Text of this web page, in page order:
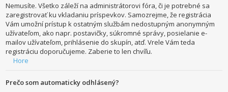
Nemusíte. Všetko záleží na administrátorovi fóra, či je potrebné sa
zaregistrovať ku vkladaniu príspevkov. Samozrejme, že registrácia
Vám umožní prístup k ostatným službám nedostupným anonymným
užívateľom, ako napr. postavičky, súkromné správy, posielanie e-
mailov užívateľom, prihlásenie do skupín, atď. Vrele Vám teda
registráciu doporučujeme. Zaberie to len chvíľu.
Hore
Prečo som automaticky odhlásený?